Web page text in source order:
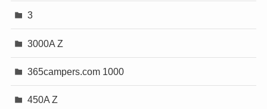
3
3000A Z
365campers.com 1000
450A Z